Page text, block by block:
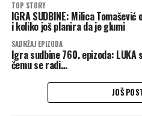
TOP STORY
IGRA SUDBINE: Milica
i koliko još planira da je glumi
SADRŽAJ EPIZODA
Igra sudbine 760. epizoda: LUKA
čemu se radi…
JOŠ